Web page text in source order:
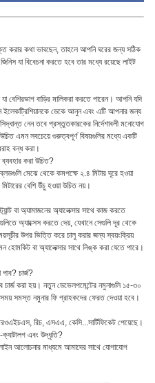
করার কথা ভাবছেন, তাহলে আপনি ঘরের জন্য সঠিক
যা বিবেচনা করতে হবে তার মধ্যে রয়েছে লাইট
বাড়ির মালিকরা করতে পারেন। আপনি যদি
ইলেকট্রিশিয়ানকে ডেকে আনুন এবং এটি আপনার জন্য
নেন তবে প্রস্তুতকারকের নির্দেশাবলী মনোযোগ
এমন সবচেয়ে গুরুত্বপূর্ণ বিষয়গুলির মধ্যে একটি
বন্ধ করা।
ব্যবহার করা উচিত?
মেঝে থেকে কমপক্ষে ২.৪ মিটার দূরে হওয়া
বেশি উঁচু হওয়া উচিত নয়।
বা অ্যামাজনের অ্যালেক্সার সাথে কাজ করতে
অ্যাক্সেস করতে দেয়, যেখানে সেগুলি দূর থেকে
উপর ভিত্তি করে চালু করার জন্য স্বয়ংক্রিয়
হোমকিট বা অ্যালেক্সার সাথে লিঙ্ক করা যেতে পারে।
চার্জ?
করা হয়। নতুন ডেভেলপমেন্টের নমুনাগুলি ১৫-৩০
সময় সমস্ত নমুনার ফি গ্রাহকদের ফেরত দেওয়া হবে।
রিচ, এসএএ, কেসি...সার্টিফিকেট পেয়েছে।
ক্যাটালগ এবং উদ্ধৃতি?
আলোচনার মাধ্যমে আমাদের সাথে যোগাযোগ